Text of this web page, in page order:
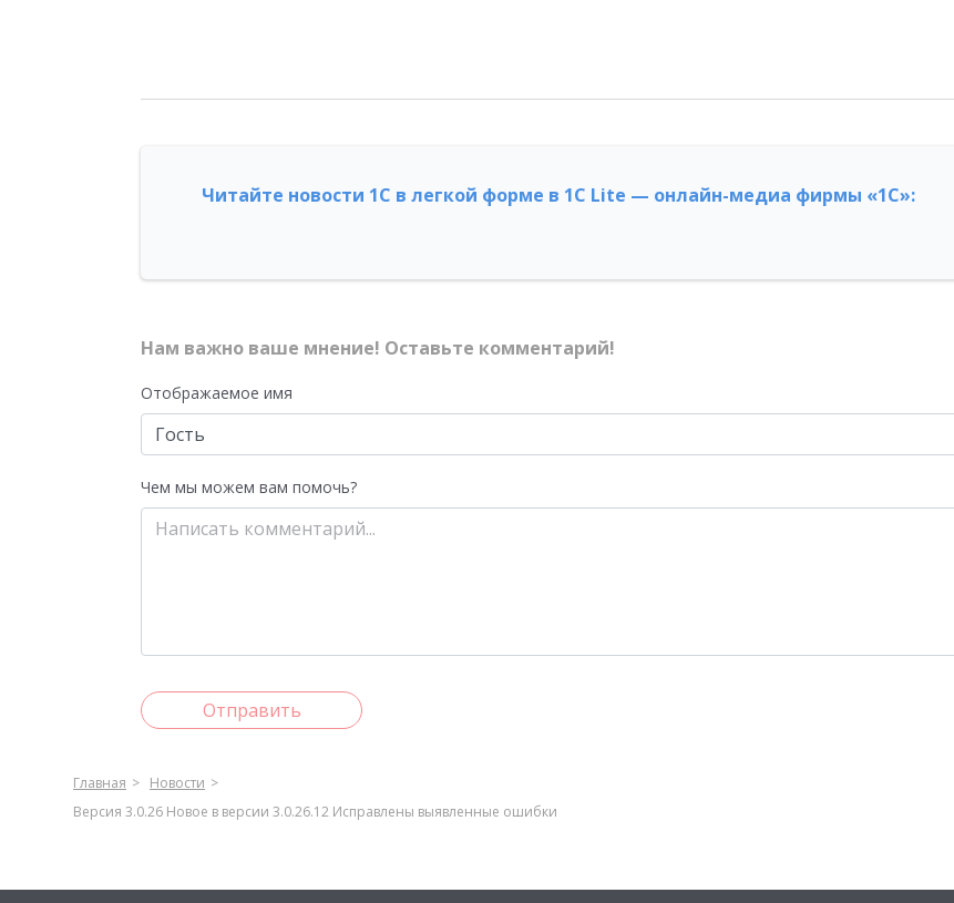
Читайте новости 1С в легкой форме в 1С Lite — онлайн-медиа фирмы «1С»:
Нам важно ваше мнение! Оставьте комментарий!
Отображаемое имя
Чем мы можем вам помочь?
Отправить
Главная
Новости
Версия 3.0.26 Новое в версии 3.0.26.12 Исправлены выявленные ошибки